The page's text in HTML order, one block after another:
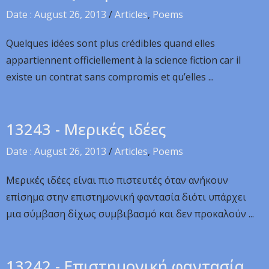
Date : August 26, 2013 /Articles, Poems
Quelques idées sont plus crédibles quand elles
appartiennent officiellement à la science fiction car il
existe un contrat sans compromis et qu’elles ...
13243 - Μερικές ιδέες
Date : August 26, 2013 /Articles, Poems
Μερικές ιδέες είναι πιο πιστευτές όταν ανήκουν
επίσημα στην επιστημονική φαντασία διότι υπάρχει
μια σύμβαση δίχως συμβιβασμό και δεν προκαλούν ...